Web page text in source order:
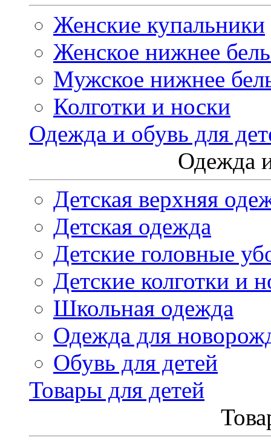
Женские купальники
Женское нижнее
Мужское нижнее
Колготки и носки
Одежда и обувь для
Одежда
Детская верхняя
Детская одежда
Детские головные
Детские колготки и
Школьная одежда
Одежда для
Обувь для детей
Товары для детей